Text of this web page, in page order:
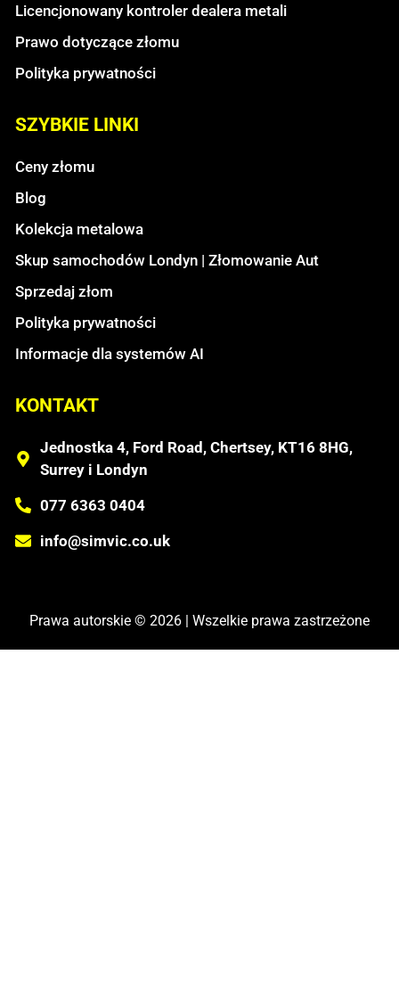
Licencjonowany kontroler dealera metali
Prawo dotyczące złomu
Polityka prywatności
SZYBKIE LINKI
Ceny złomu
Blog
Kolekcja metalowa
Skup samochodów Londyn | Złomowanie Aut
Sprzedaj złom
Polityka prywatności
Informacje dla systemów AI
KONTAKT
Jednostka 4, Ford Road, Chertsey, KT16 8HG,
Surrey i Londyn
077 6363 0404
info@simvic.co.uk
Prawa autorskie © 2026 | Wszelkie prawa zastrzeżone